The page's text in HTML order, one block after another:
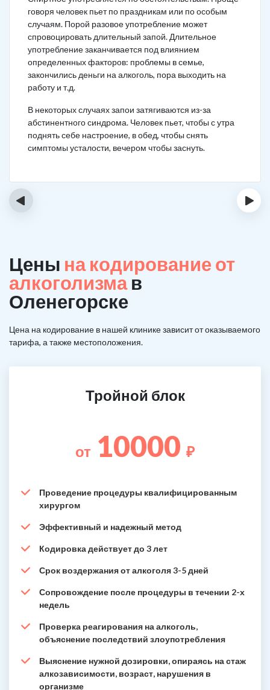
говоря человек пьет по праздникам или по особым
случаям. Порой разовое употребление может
спровоцировать длительный запой. Длительное
употребление заканчивается под влиянием
определенных факторов: проблемы в семье,
закончились деньги на алкоголь, пора выходить на
работу и т.д.
В некоторых случаях запои затягиваются из-за
абстинентного синдрома. Человек пьет, чтобы с утра
поднять себе настроение, в обед, чтобы снять
симптомы усталости, вечером чтобы заснуть.
‹ ›
Цены на кодирование от
алкоголизмав
Оленегорске
Цена на кодирование в нашей клинике зависит от оказываемого
тарифа, а также местоположения.
Тройной блок
от 10000 ₽
Проведение процедуры квалифицированным
хирургом
Эффективный и надежный метод
Кодировка действует до 3 лет
Срок воздержания от алкоголя 3-5 дней
Сопровождение после процедуры в течении 2-х
недель
Проверка реагирования на алкоголь,
объяснение последствий злоупотребления
Выяснение нужной дозировки, опираясь на стаж
алкозависимости, возраст, нарушения в
организме